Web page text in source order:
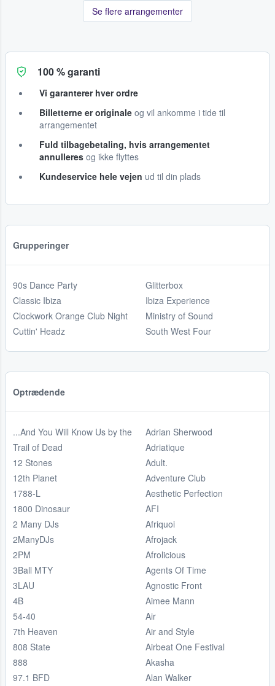
Se flere arrangementer
100 % garanti
Vi garanterer hver ordre
Billetterne er originale og vil ankomme i tide til
arrangementet
Fuld tilbagebetaling, hvis arrangementet
annulleres og ikke flyttes
Kundeservice hele vejen ud til din plads
Grupperinger
90s Dance Party
Classic Ibiza
Clockwork Orange Club Night
Cuttin' Headz
Glitterbox
Ibiza Experience
Ministry of Sound
South West Four
Optrædende
...And You Will Know Us by the
Trail of Dead
12 Stones
12th Planet
1788-L
1800 Dinosaur
2 Many DJs
2ManyDJs
2PM
3Ball MTY
3LAU
4B
54-40
7th Heaven
808 State
888
97.1 BFD
Adrian Sherwood
Adriatique
Adult.
Adventure Club
Aesthetic Perfection
AFI
Afriquoi
Afrojack
Afrolicious
Agents Of Time
Agnostic Front
Aimee Mann
Air
Air and Style
Airbeat One Festival
Akasha
Alan Walker